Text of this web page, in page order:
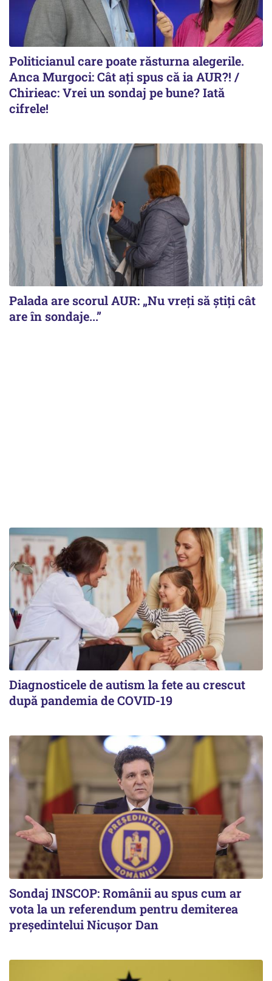
Politicianul care poate răsturna alegerile.
Anca Murgoci: Cât ați spus că ia AUR?! /
Chirieac: Vrei un sondaj pe bune? Iată
cifrele!
Palada are scorul AUR: „Nu vreți să știți cât
are în sondaje...”
Diagnosticele de autism la fete au crescut
după pandemia de COVID-19
Sondaj INSCOP: Românii au spus cum ar
vota la un referendum pentru demiterea
președintelui Nicușor Dan